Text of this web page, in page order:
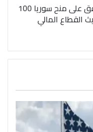
البنك الدولي يوافق على منح سوريا 100
القطاع المالي